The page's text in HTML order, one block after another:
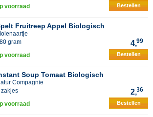
voorraad Bestellen
Fruitreep Appel Biologisch
gram
4,99
voorraad Bestellen
Soup Tomaat Biologisch
Compagnie
zakjes
2,36
voorraad Bestellen